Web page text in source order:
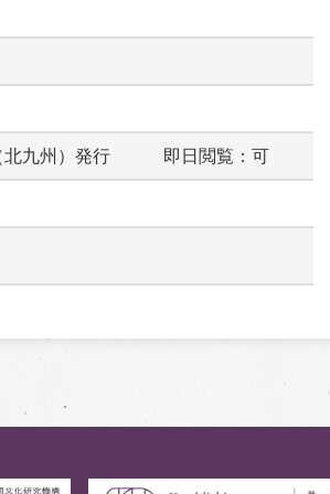
九州）発行　　　即日閲覧：可